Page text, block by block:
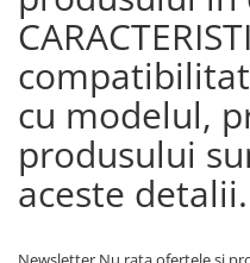
cu modelul,
produsului
aceste detalii.